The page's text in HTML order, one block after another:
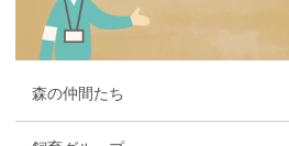
森の仲間たち